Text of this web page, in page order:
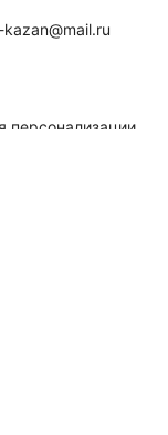
персонализации